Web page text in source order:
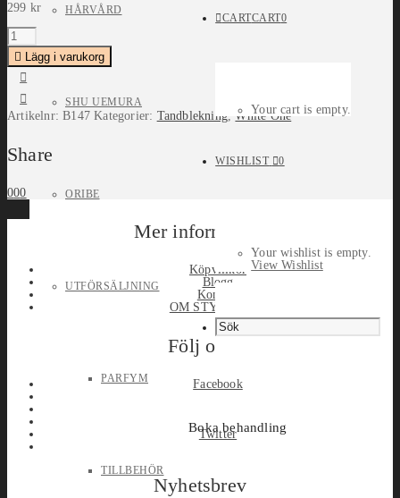
HÅRVÅRD
SHU UEMURA
ORIBE
UTFÖRSÄLJNING
PARFYM
TILLBEHÖR
CARTCART0
Your cart is empty.
WISHLIST 0
Your wishlist is empty.
View Wishlist
Boka behandling
299 kr
White
One
Tandblekningspenna
quantity
Lägg i varukorg
Artikelnr:B147 Kategorier: Tandblekning, White One
Share
000
Mer information
Köpvillkor
Blogg
Kontakt
OM STYLEPORT
Följ oss
Facebook
Twitter
Nyhetsbrev